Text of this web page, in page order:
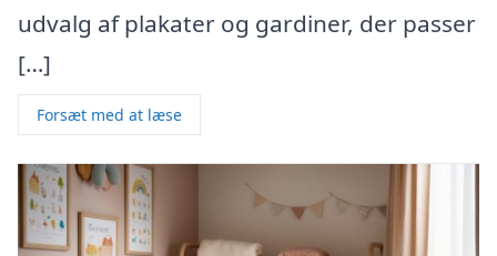
udvalg af plakater og gardiner, der passer
[…]
Forsæt med at læse